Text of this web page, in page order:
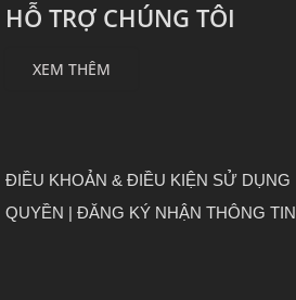
HỖ TRỢ CHÚNG TÔI
XEM THÊM
ĐIỀU KHOẢN & ĐIỀU KIỆN SỬ DỤNG
QUYỀN |ĐĂNG KÝ NHẬN THÔNG TIN